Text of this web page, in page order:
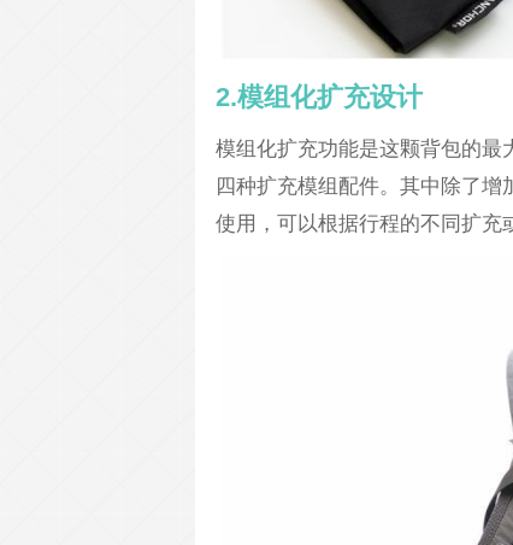
2.模组化扩充设计
模组化扩充功能是这颗背包的最
四种扩充模组配件。其中除了
使用，可以根据行程的不同扩充